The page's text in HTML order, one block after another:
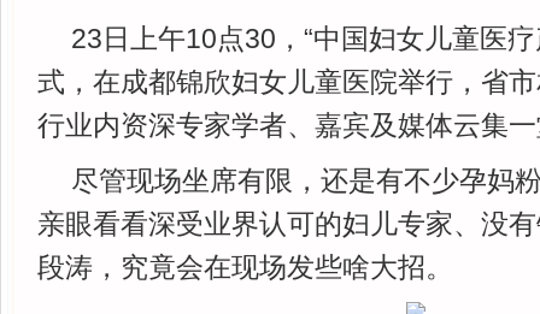
23日上午10点30，“中国妇女儿童医
式，在成都锦欣妇女儿童医院举行，省
行业内资深专家学者、嘉宾及媒体云集
尽管现场坐席有限，还是有不少孕妈
亲眼看看深受业界认可的妇儿专家、没
段涛，究竟会在现场发些啥大招。